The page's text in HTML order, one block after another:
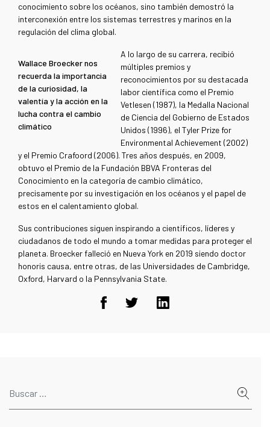
conocimiento sobre los océanos, sino también demostró la
interconexión entre los sistemas terrestres y marinos en la
regulación del clima global.
Wallace Broecker nos
recuerda la importancia
de la curiosidad, la
valentía y la acción en la
lucha contra el cambio
climático
A lo largo de su carrera, recibió
múltiples premios y
reconocimientos por su destacada
labor científica como el Premio
Vetlesen (1987), la Medalla Nacional
de Ciencia del Gobierno de Estados
Unidos (1996), el Tyler Prize for
Environmental Achievement (2002)
y el Premio Crafoord (2006). Tres años después, en 2009,
obtuvo el Premio de la Fundación BBVA Fronteras del
Conocimiento en la categoría de cambio climático,
precisamente por su investigación en los océanos y el papel de
estos en el calentamiento global.
Sus contribuciones siguen inspirando a científicos, líderes y
ciudadanos de todo el mundo a tomar medidas para proteger el
planeta. Broecker falleció en Nueva York en 2019 siendo doctor
honoris causa, entre otras, de las Universidades de Cambridge,
Oxford, Harvard o la Pennsylvania State.